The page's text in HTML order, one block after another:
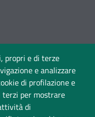
propri e di terze
e analizzare
di profilazione e
per mostrare
di